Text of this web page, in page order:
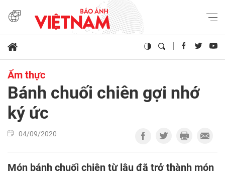
Ẩm thực
Bánh chuối chiên gợi nhớ
ký ức
04/09/2020
Món bánh chuối chiên từ lâu đã trở thành món